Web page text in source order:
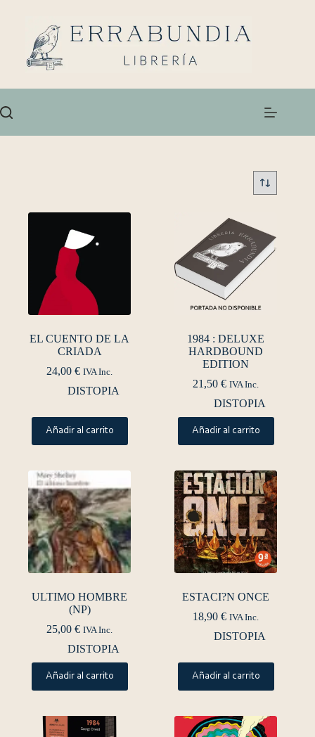
EL CUENTO DE LA
CRIADA
24,00€ IVA Inc.
DISTOPIA
Añadir al carrito
1984 : DELUXE
HARDBOUND
EDITION
21,50€ IVA Inc.
DISTOPIA
Añadir al carrito
ULTIMO HOMBRE
(NP)
25,00€ IVA Inc.
DISTOPIA
Añadir al carrito
ESTACI?N ONCE
18,90€ IVA Inc.
DISTOPIA
Añadir al carrito